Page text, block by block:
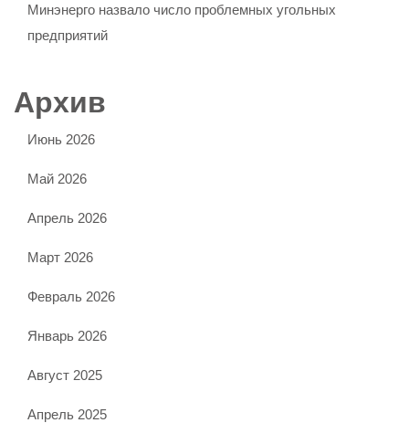
Минэнерго назвало число проблемных угольных
предприятий
Архив
Июнь 2026
Май 2026
Апрель 2026
Март 2026
Февраль 2026
Январь 2026
Август 2025
Апрель 2025